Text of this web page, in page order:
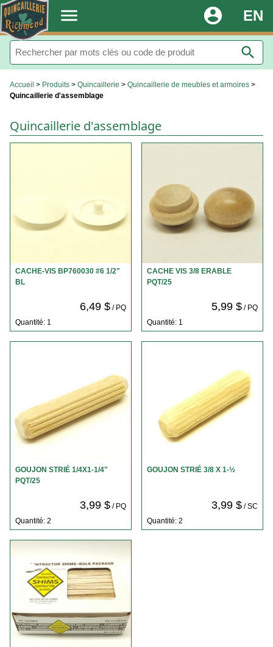
. menu EN
account_circle
search
Accueil > Produits > Quincaillerie > Quincaillerie de meubles et armoires >
Quincaillerie d'assemblage
Quincaillerie d'assemblage
CACHE-VIS BP760030 #6 1/2"
BL
6,49 $/ PQ
Quantité: 1
CACHE VIS 3/8 ERABLE
PQT/25
5,99 $/ PQ
Quantité: 1
GOUJON STRIÉ 1/4X1-1/4"
PQT/25
3,99 $/ PQ
Quantité: 2
GOUJON STRIÉ 3/8 X 1-½
3,99 $/ SC
Quantité: 2